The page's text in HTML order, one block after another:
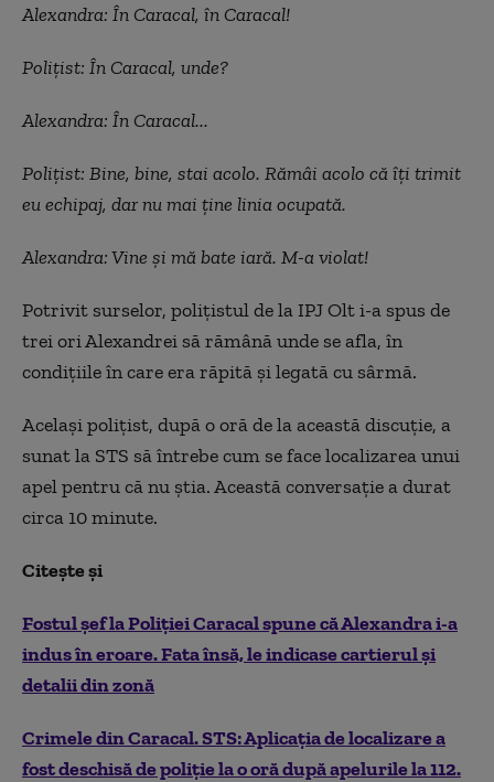
Alexandra: În Caracal, în Caracal!
Polițist: În Caracal, unde?
Alexandra: În Caracal...
Polițist: Bine, bine, stai acolo. Rămâi acolo că îți trimit
eu echipaj, dar nu mai ține linia ocupată.
Alexandra: Vine și mă bate iară. M-a violat!
Potrivit surselor, polițistul de la IPJ Olt i-a spus de
trei ori Alexandrei să rămână unde se afla, în
condițiile în care era răpită și legată cu sârmă.
Același polițist, după o oră de la această discuție, a
sunat la STS să întrebe cum se face localizarea unui
apel pentru că nu știa. Această conversație a durat
circa 10 minute.
Citește și
Fostul șef la Poliției Caracal spune că Alexandra i-a
indus în eroare. Fata însă, le indicase cartierul și
detalii din zonă
Crimele din Caracal. STS: Aplicația de localizare a
fost deschisă de poliție la o oră după apelurile la 112.